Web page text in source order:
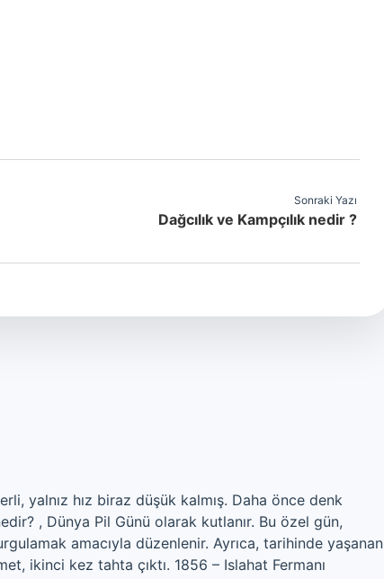
Sonraki Yazı
Dağcılık ve Kampçılık nedir ?
yalnız hız biraz düşük kalmış. Daha önce denk
, Dünya Pil Günü olarak kutlanır. Bu özel gün,
amacıyla düzenlenir. Ayrıca, tarihinde yaşanan
ikinci kez tahta çıktı. 1856 – Islahat Fermanı